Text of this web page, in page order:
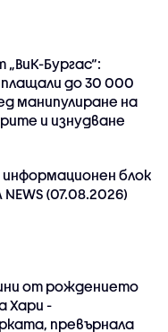
„ВиК-Бургас“:
до 30 000
манипулиране на
и изнудване
блок
NEWS (07.08.2026)
от рождението
Хари -
превърнала